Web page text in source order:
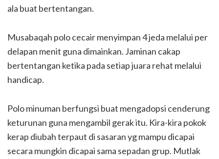
ala buat bertentangan.
Musabaqah polo cecair menyimpan 4 jeda melalui per
delapan menit guna dimainkan. Jaminan cakap
bertentangan ketika pada setiap juara rehat melalui
handicap.
Polo minuman berfungsi buat mengadopsi cenderung
keturunan guna mengambil gerak itu. Kira-kira pokok
kerap diubah terpaut di sasaran yg mampu dicapai
secara mungkin dicapai sama sepadan grup. Mutlak